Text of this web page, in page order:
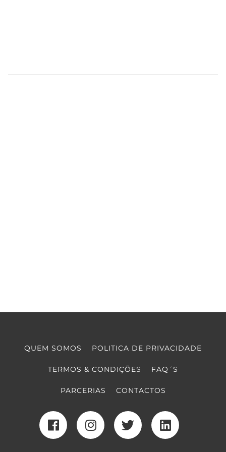
QUEM SOMOS POLITICA DE PRIVACIDADE
TERMOS & CONDIÇÕES FAQ´S
PARCERIAS CONTACTOS